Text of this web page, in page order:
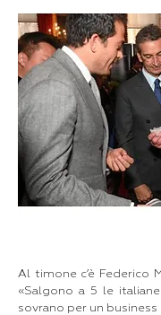
Al timone c’è Federico
«Salgono a 5 le
sovrano per un